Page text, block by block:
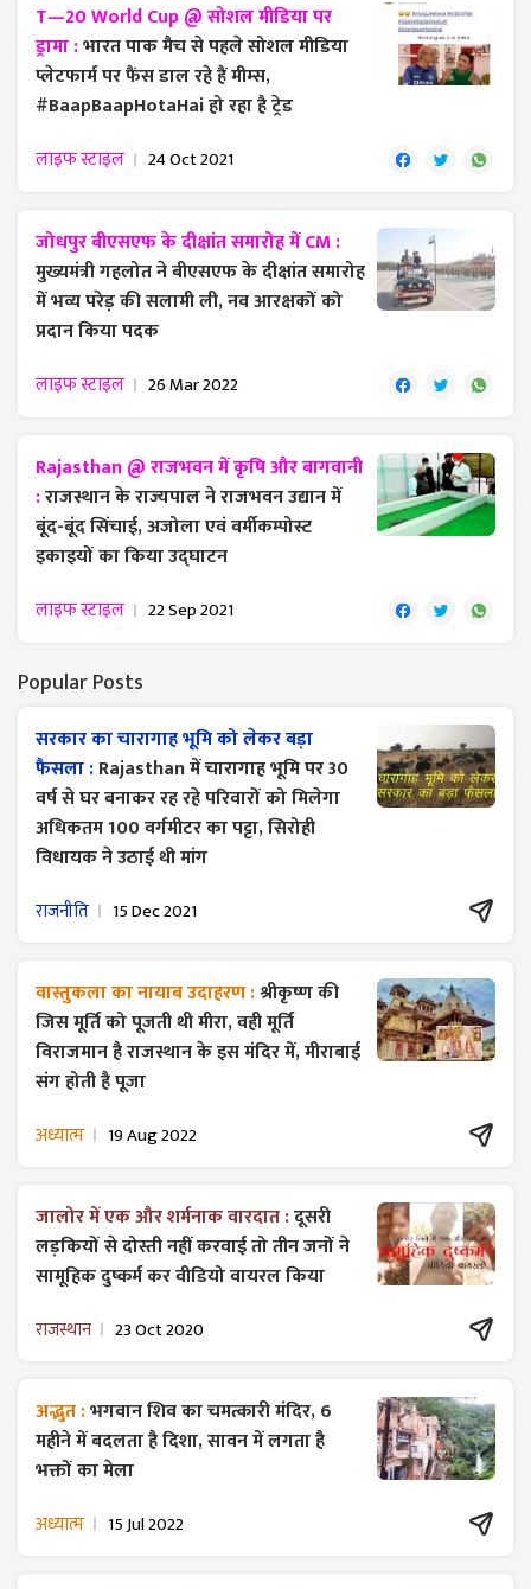
T—20 World Cup @ सोशल मीडिया पर
ड्रामा :भारत पाक मैच से पहले सोशल मीडिया
प्लेटफार्म पर फैंस डाल रहे हैं मीम्स,
#BaapBaapHotaHai हो रहा है ट्रेड
लाइफ स्टाइल 24 Oct 2021
जोधपुर बीएसएफ के दीक्षांत समारोह में CM :
मुख्यमंत्री गहलोत ने बीएसएफ के दीक्षांत समारोह
में भव्य परेड़ की सलामी ली, नव आरक्षकों को
प्रदान किया पदक
लाइफ स्टाइल 26 Mar 2022
Rajasthan @ राजभवन में कृषि और बागवानी
:राजस्थान के राज्यपाल ने राजभवन उद्यान में
बूंद-बूंद सिंचाई, अजोला एवं वर्मीकम्पोस्ट
इकाइयों का किया उद्घाटन
लाइफ स्टाइल 22 Sep 2021
Popular Posts
सरकार का चारागाह भूमि को लेकर बड़ा
फैसला :Rajasthan में चारागाह भूमि पर 30
वर्ष से घर बनाकर रह रहे परिवारों को मिलेगा
अधिकतम 100 वर्गमीटर का पट्टा, सिरोही
विधायक ने उठाई थी मांग
राजनीति 15 Dec 2021
वास्तुकला का नायाब उदाहरण :श्रीकृष्ण की
जिस मूर्ति को पूजती थी मीरा, वही मूर्ति
विराजमान है राजस्थान के इस मंदिर में, मीराबाई
संग होती है पूजा
अध्यात्म 19 Aug 2022
जालोर में एक और शर्मनाक वारदात :दूसरी
लड़कियों से दोस्ती नहीं करवाई तो तीन जनों ने
सामूहिक दुष्कर्म कर वीडियो वायरल किया
राजस्थान 23 Oct 2020
अद्भुत :भगवान शिव का चमत्कारी मंदिर, 6
महीने में बदलता है दिशा, सावन में लगता है
भक्तों का मेला
अध्यात्म 15 Jul 2022